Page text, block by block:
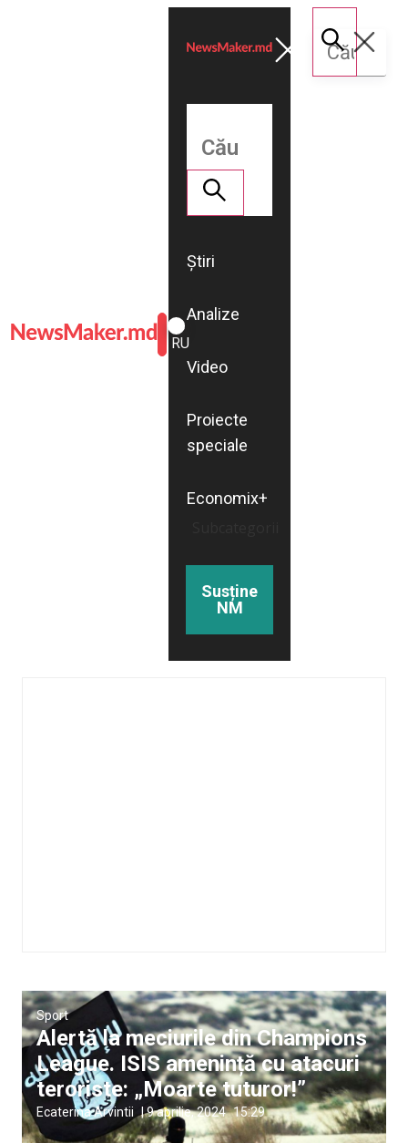
ROMÂNĂ
RU
Știri
Analize
Video
Proiecte
speciale
Economix+
Susține
NM
Sport
Alertă la meciurile din Champions
League. ISIS amenință cu atacuri
teroriste: „Moarte tuturor!”
Ecaterina Arvintii |9 aprilie, 2024 15:29